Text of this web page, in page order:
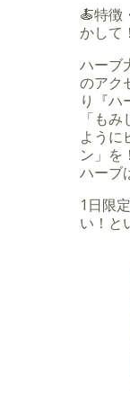
🍝特徴
かして！
ハーブ
のアク
り『ハ
「も
ように
ン」を
ハーブ
1日限
い！と